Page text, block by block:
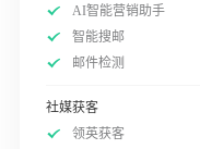
AI智能营销助手
智能搜邮
邮件检测
社媒获客
领英获客